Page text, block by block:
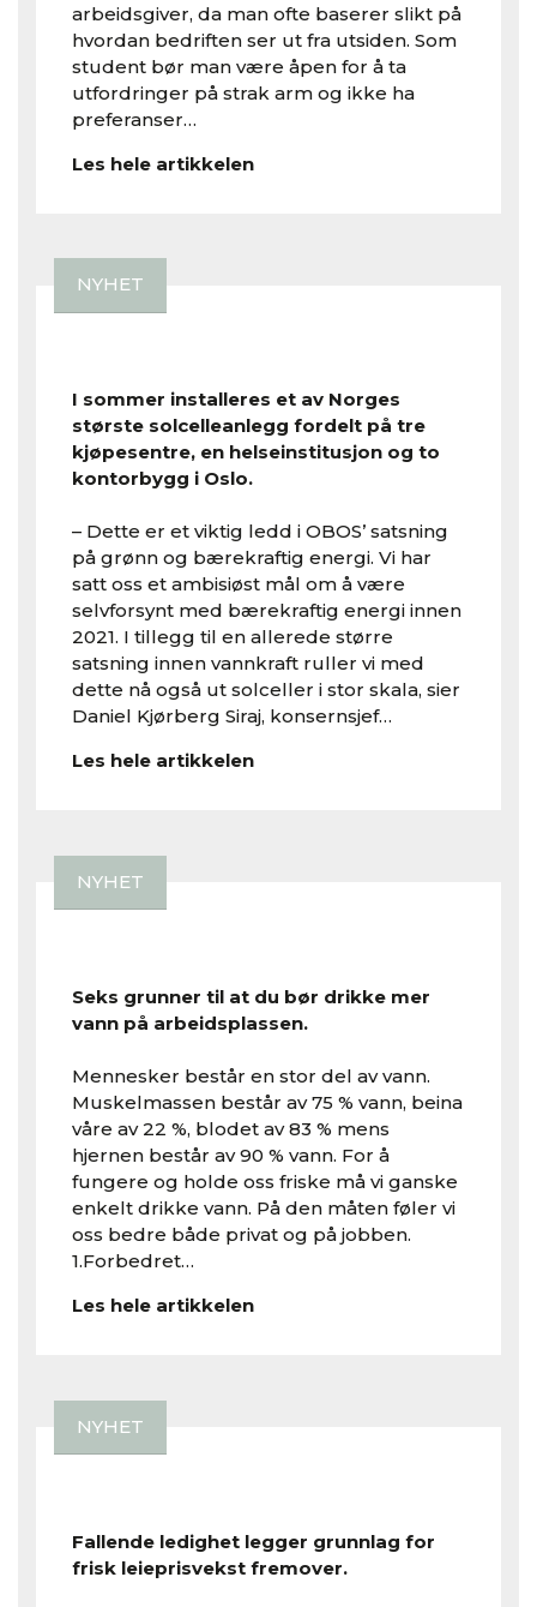
arbeidsgiver, da man ofte baserer slikt på
hvordan bedriften ser ut fra utsiden. Som
student bør man være åpen for å ta
utfordringer på strak arm og ikke ha
preferanser…
Les hele artikkelen
NYHET
I sommer installeres et av Norges
største solcelleanlegg fordelt på tre
kjøpesentre, en helseinstitusjon og to
kontorbygg i Oslo.
– Dette er et viktig ledd i OBOS’ satsning
på grønn og bærekraftig energi. Vi har
satt oss et ambisiøst mål om å være
selvforsynt med bærekraftig energi innen
2021. I tillegg til en allerede større
satsning innen vannkraft ruller vi med
dette nå også ut solceller i stor skala, sier
Daniel Kjørberg Siraj, konsernsjef…
Les hele artikkelen
NYHET
Seks grunner til at du bør drikke mer
vann på arbeidsplassen.
Mennesker består en stor del av vann.
Muskelmassen består av 75 % vann, beina
våre av 22 %, blodet av 83 % mens
hjernen består av 90 % vann. For å
fungere og holde oss friske må vi ganske
enkelt drikke vann. På den måten føler vi
oss bedre både privat og på jobben.
1.Forbedret…
Les hele artikkelen
NYHET
Fallende ledighet legger grunnlag for
frisk leieprisvekst fremover.